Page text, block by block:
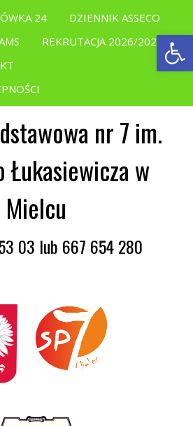
24
DZIENNIK ASSECO
REKRUTACJA 2026/2027
nr 7 im.
Łukasiewicza w
Mielcu
03 lub 667 654 280